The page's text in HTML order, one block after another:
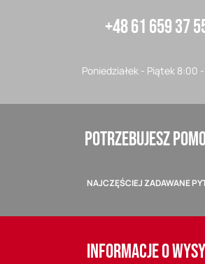
+48 61 659 37
Poniedziałek - Piątek 8:00
POTRZEBUJESZ
NAJCZĘŚCIEJ ZADAWANE
INFORMACJE O